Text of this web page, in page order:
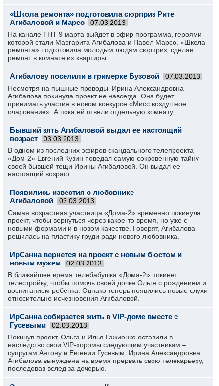
«Школа ремонта» подготовила сюрприз Рите
Агибаловой и Марсо
07.03.2013
На канале ТНТ 9 марта выйдет в эфир программа, героями
которой стали Маргарита Агибалова и Павел Марсо. «Школа
ремонта» подготовила молодым людям сюрприз, сделав
ремонт в комнате их квартиры.
Агибалову поселили в гримерке Бузовой 07.03.2013
Несмотря на пышные проводы, Ирина Александровна
Агибалова покинула проект не навсегда. Она будет
принимать участие в новом конкурсе «Мисс воздушное
очарование». А пока ей отвели отдельную комнату.
Бывший зять Агибаловой выдал ее настоящий
возраст
03.03.2013
В одном из последних эфиров скандального телепроекта
«Дом-2» Евгений Кузин поведал самую сокровенную тайну
своей бывшей тещи Ирины Агибаловой. Он выдал ее
настоящий возраст.
Появились известия о любовнике
Агибаловой
03.03.2013
Самая возрастная участница «Дома-2» временно покинула
проект, чтобы вернуться через какое-то время, но уже с
новыми формами и в новом качестве. Говорят, Агибалова
решилась на пластику груди ради нового любовника.
ИрСанна вернется на проект с новым бюстом и
новым мужем
02.03.2013
В ближайшее время телебабушка «Дома-2» покинет
телестройку, чтобы помочь своей дочке Ольге с рождением и
воспитанием ребёнка. Однако теперь появились новые слухи
относительно исчезновения Агибаловой.
ИрСанна собирается жить в VIP-доме вместе с
Гусевыми
02.03.2013
Покинув проект, Ольга и Илья Гажиенко оставили в
наследство свои VIP-хоромы следующим участникам –
супругам Антону и Евгении Гусевым. Ирина Александровна
Агибалова вынуждена на время прервать свою телекарьеру,
последовав вслед за дочерью.